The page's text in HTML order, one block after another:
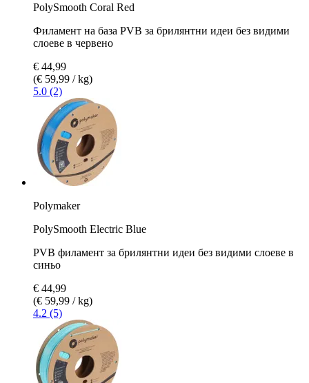
PolySmooth Coral Red
Филамент на база PVB за брилянтни идеи без видими
слоеве в червено
€ 44,99
(€ 59,99 / kg)
5.0 (2)
Polymaker
PolySmooth Electric Blue
PVB филамент за брилянтни идеи без видими слоеве в
синьо
€ 44,99
(€ 59,99 / kg)
4.2 (5)